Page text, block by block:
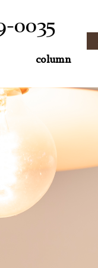
0035
column